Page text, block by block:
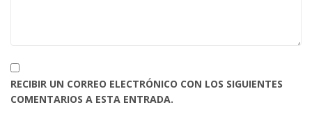
RECIBIR UN CORREO ELECTRÓNICO CON LOS SIGUIENTES
COMENTARIOS A ESTA ENTRADA.